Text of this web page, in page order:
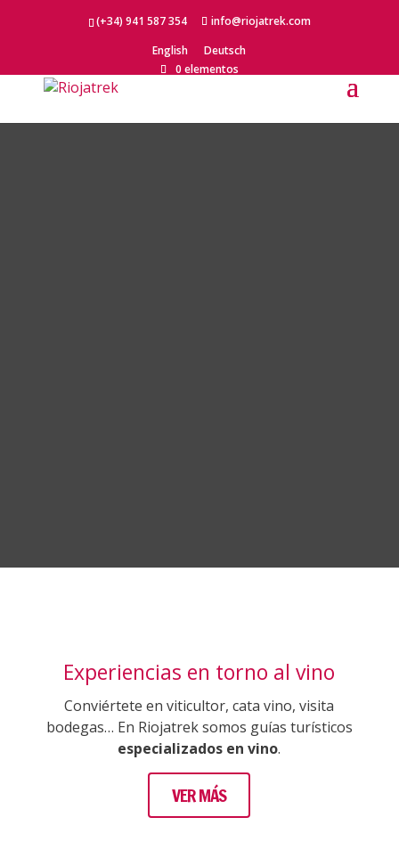
(+34) 941 587 354
info@riojatrek.com
English
Deutsch
0 elementos
Experiencias en torno al vino
Conviértete en viticultor, cata vino, visita
bodegas… En Riojatrek somos guías turísticos
especializados en vino.
VER MÁS